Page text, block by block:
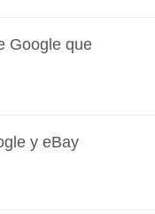
Google que
y eBay